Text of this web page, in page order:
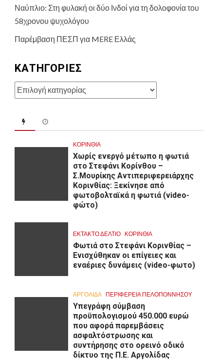
Ναύπλιο: Στη φυλακή οι δύο Ινδοί για τη δολοφονία του
58χρονου ψυχολόγου
Παρέμβαση ΠΕΣΠ για MERE Ελλάς
KΑΤΗΓΟΡΊΕΣ
Kατηγορίες
ΚΟΡΙΝΘΊΑ
Χωρίς ενεργό μέτωπο η φωτιά
στο Στεφάνι Κορίνθου –
Σ.Μουρίκης Αντιπεριφερειάρχης
Κορινθίας: Ξεκίνησε από
φωτοβολταϊκά η φωτιά (video-
φώτο)
ΕΚΤΑΚΤΟ ΔΕΛΤΙΟ ΚΟΡΙΝΘΊΑ
Φωτιά στο Στεφάνι Κορινθίας –
Ενισχύθηκαν οι επίγειες και
εναέριες δυνάμεις (video-φωτο)
ΑΡΓΟΛΙΔΑ ΠΕΡΙΦΈΡΕΙΑ ΠΕΛΟΠΟΝΝΉΣΟΥ
Υπεγράφη σύμβαση
προϋπολογισμού 450.000 ευρώ
που αφορά παρεμβάσεις
ασφαλτόστρωσης και
συντήρησης στο ορεινό οδικό
δίκτυο της Π.Ε. Αργολίδας